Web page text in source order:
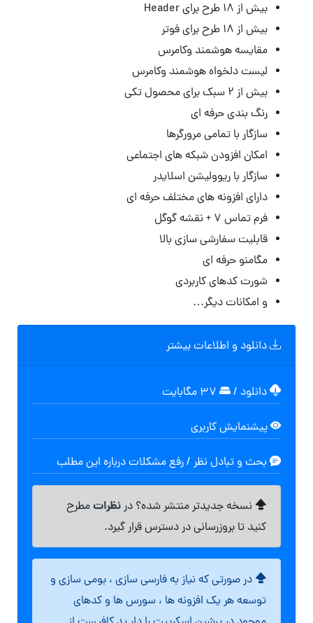
بیش از 18 طرح برای Header
بیش از ۱۸ طرح برای فوتر
مقایسه هوشمند وکامرس
لیست دلخواه هوشمند وکامرس
بیش از ۲ سبک برای محصول تکی
رنگ بندی حرفه ای
سازگار با تمامی مرورگرها
امکان افزودن شبکه های اجتماعی
سازگار با ریوولیشن اسلایدر
دارای افزونه های مختلف حرفه ای
فرم تماس ۷ + نقشه گوگل
قابلیت سفارشی سازی بالا
مگامنو حرفه ای
شورت کدهای کاربردی
و امکانات دیگر…
دانلود و اطلاعات بیشتر
دانلود /
پیشنمایش کاربری
بحث و تبادل نظر / رفع مشکلات درباره این مطلب
نسخه جدیدتر منتشر شده؟ درنظراتمطرح
کنید تا بروزرسانی در دسترس قرار گیرد.
در صورتی که نیاز به فارسی سازی ، بومی سازی و
توسعه هر یک افزونه ها ، سورس ها و کدهای